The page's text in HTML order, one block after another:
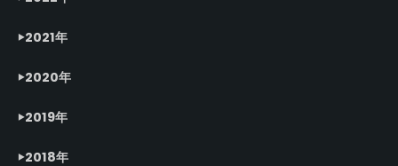
2021年
2020年
2019年
2018年